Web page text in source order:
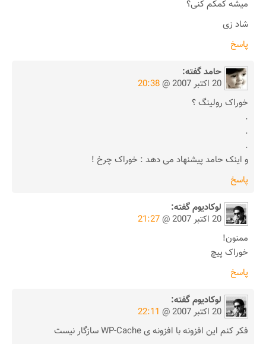
میشه کمکم کنی؟
شاد زی
پاسخ
حامدگفته:
20 اکتبر 2007 @
20:38
خوراک رولینگ ؟
.
.
.
و اینک حامد پیشنهاد می دهد : خوراک چرخ !
پاسخ
لوکادیومگفته:
20 اکتبر 2007 @
21:27
ممنون!
خوراک پیچ
پاسخ
لوکادیومگفته:
20 اکتبر 2007 @
22:11
فکر کنم این افزونه با افزونه ی WP-Cache سازگار نیست